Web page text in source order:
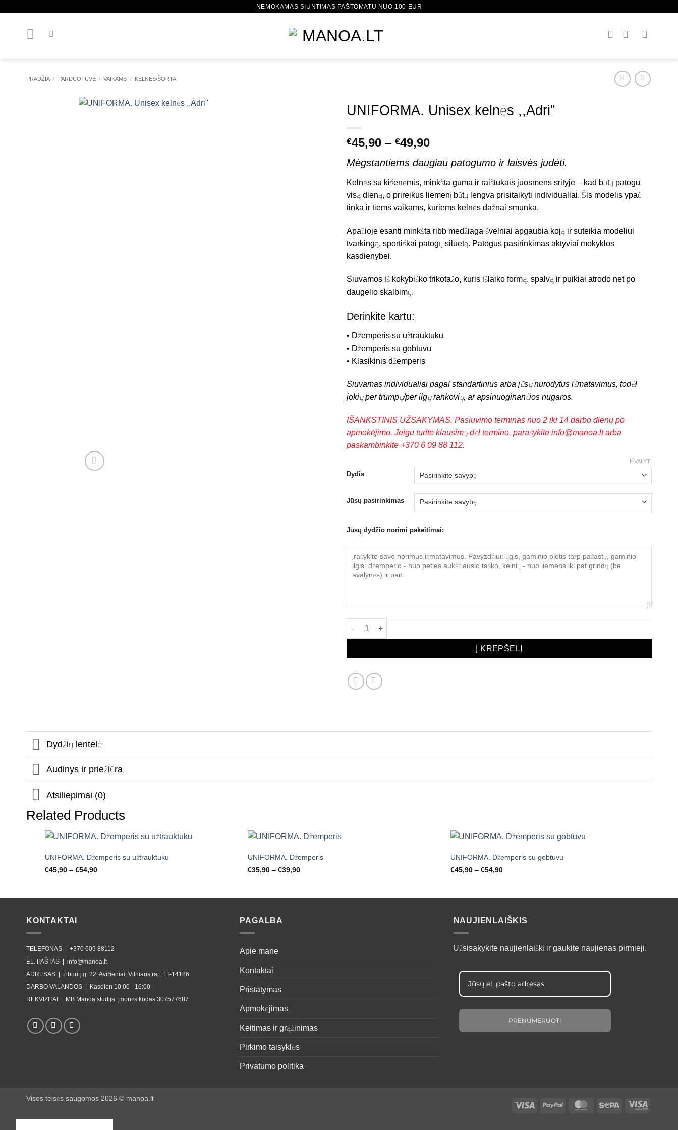
NEMOKAMAS SIUNTIMAS PAŠTOMATU NUO 100 EUR
PRADŽIA / PARDUOTUVĖ / VAIKAMS / KELNĖS/ŠORTAI
UNIFORMA. Unisex kelnės ,,Adri”
€45,90 – €49,90Price
€45,90
through
€49,90
Mėgstantiems daugiau patogumo ir laisvės judėti.
Kelnės su kišenėmis, minkšta guma ir raištukais juosmens srityje – kad būtų patogu
visą dieną, o prireikus liemenį būtų lengva prisitaikyti individualiai. Šis modelis ypač
tinka ir tiems vaikams, kuriems kelnės dažnai smunka.
Apačioje esanti minkšta ribb medžiaga švelniai apgaubia koją ir suteikia modeliui
tvarkingą, sportiškai patogų siluetą. Patogus pasirinkimas aktyviai mokyklos
kasdienybei.
Siuvamos iš kokybiško trikotažo, kuris išlaiko formą, spalvą ir puikiai atrodo net po
daugelio skalbimų.
Derinkite kartu:
• Džemperis su užtrauktuku
• Džemperis su gobtuvu
• Klasikinis džemperis
Siuvamas individualiai pagal standartinius arba jūsų nurodytus išmatavimus, todėl
jokių per trumpų/per ilgų rankovių, ar apsinuoginančios nugaros.
IŠANKSTINIS UŽSAKYMAS. Pasiuvimo terminas nuo 2 iki 14 darbo dienų po
apmokėjimo. Jeigu turite klausimų dėl termino, parašykite info@manoa.ltarba
paskambinkite +370 6 09 88 112.
Dydis
Jūsų pasirinkimas
IŠVALYTI
Jūsų dydžio norimi pakeitimai:
produkto kiekis: UNIFORMA. Unisex kelnės ,,Adri"
Į KREPŠELĮ
Dydžių lentelė
Audinys ir priežiūra
Atsiliepimai (0)
Related Products
+
UNIFORMA. Džemperis su užtrauktuku
€45,90 – €54,90Price
€54,90
+
UNIFORMA. Džemperis
€35,90 – €39,90Price
€39,90
+
UNIFORMA. Džemperis su gobtuvu
€45,90 – €54,90Price
€54,90
KONTAKTAI
TELEFONAS | +370 609 88112
EL. PAŠTAS | info@manoa.lt
ADRESAS | Žiburių g. 22, Avižieniai, Vilniaus raj., LT-14186
DARBO VALANDOS | Kasdien 10:00 - 16:00
REKVIZITAI | MB Manoa studija, įmonės kodas 307577687
PAGALBA
Apie mane
Kontaktai
Pristatymas
Apmokėjimas
Keitimas ir grąžinimas
Pirkimo taisyklės
Privatumo politika
NAUJIENLAIŠKIS
Užsisakykite naujienlaiškį ir gaukite naujienas pirmieji.
PRENUMERUOTI
Visa PayPal MasterCardSepa
Visa
Visos teisės saugomos 2026 © manoa.lt